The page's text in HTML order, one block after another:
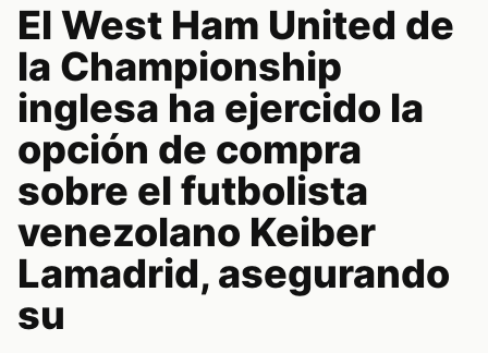
El West Ham United de
la Championship
inglesa ha ejercido la
opción de compra
sobre el futbolista
venezolano Keiber
Lamadrid, asegurando
su